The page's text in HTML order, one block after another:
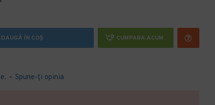
- Spune-ţi opinia
ÎN COŞ CUMPARA ACUM